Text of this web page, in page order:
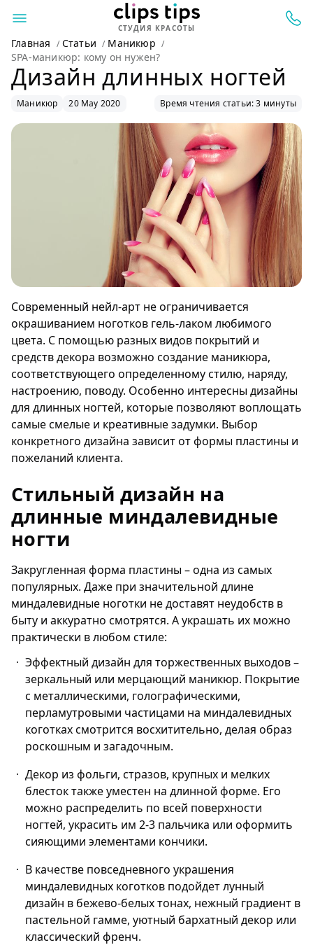
СТУДИЯ КРАСОТЫ
Главная Статьи
Маникюр
SPA-маникюр: кому он нужен?
Дизайн длинных ногтей
Маникюр 20 May 2020 Время чтения статьи: 3 минуты
Современный нейл-арт не ограничивается
окрашиванием ноготков гель-лаком любимого
цвета. С помощью разных видов покрытий и
средств декора возможно создание маникюра,
соответствующего определенному стилю, наряду,
настроению, поводу. Особенно интересны дизайны
для длинных ногтей, которые позволяют воплощать
самые смелые и креативные задумки. Выбор
конкретного дизайна зависит от формы пластины и
пожеланий клиента.
Стильный дизайн на
длинные миндалевидные
ногти
Закругленная форма пластины – одна из самых
популярных. Даже при значительной длине
миндалевидные ноготки не доставят неудобств в
быту и аккуратно смотрятся. А украшать их можно
практически в любом стиле:
Эффектный дизайн для торжественных выходов –
зеркальный или мерцающий маникюр. Покрытие
с металлическими, голографическими,
перламутровыми частицами на миндалевидных
коготках смотрится восхитительно, делая образ
роскошным и загадочным.
Декор из фольги, стразов, крупных и мелких
блесток также уместен на длинной форме. Его
можно распределить по всей поверхности
ногтей, украсить им 2-3 пальчика или оформить
сияющими элементами кончики.
В качестве повседневного украшения
миндалевидных коготков подойдет лунный
дизайн в бежево-белых тонах, нежный градиент в
пастельной гамме, уютный бархатный декор или
классический френч.